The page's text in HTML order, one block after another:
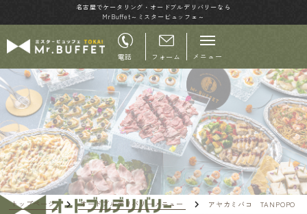
名古屋でケータリング・オードブルデリバリーなら
MrBuffet～ミスタービュッフェ～
電話 フォーム メニュー
トップページ オードブルデリバリーメニュー アヤカミバコ TANPOPO